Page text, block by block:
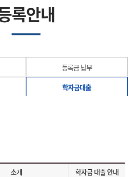
록안내
등록금 납부
학자금대출
소개 학자금 대출 안내